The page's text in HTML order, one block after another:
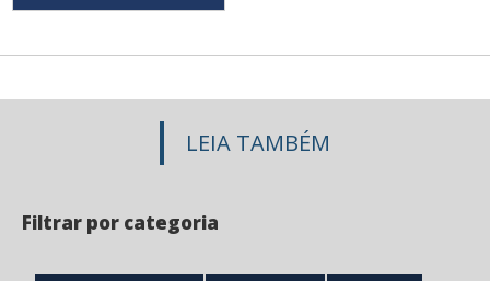
LEIA TAMBÉM
Filtrar por categoria